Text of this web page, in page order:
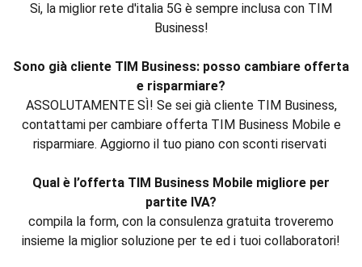
Si, la miglior rete d'italia 5G è sempre inclusa con TIM
Business!
Sono già cliente TIM Business: posso cambiare offerta
e risparmiare?
ASSOLUTAMENTE SÌ! Se sei già cliente TIM Business,
contattami per cambiare offerta TIM Business Mobile e
risparmiare. Aggiorno il tuo piano con sconti riservati
Qual è l’offerta TIM Business Mobile migliore per
partite IVA?
compila la form, con la consulenza gratuita troveremo
insieme la miglior soluzione per te ed i tuoi collaboratori!